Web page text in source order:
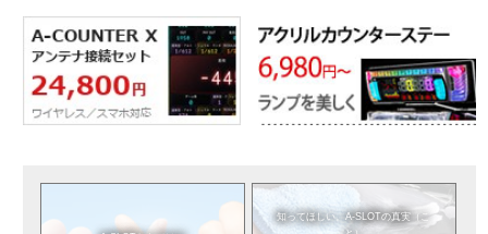
知ってほしい。A-SLOTの真実（こ